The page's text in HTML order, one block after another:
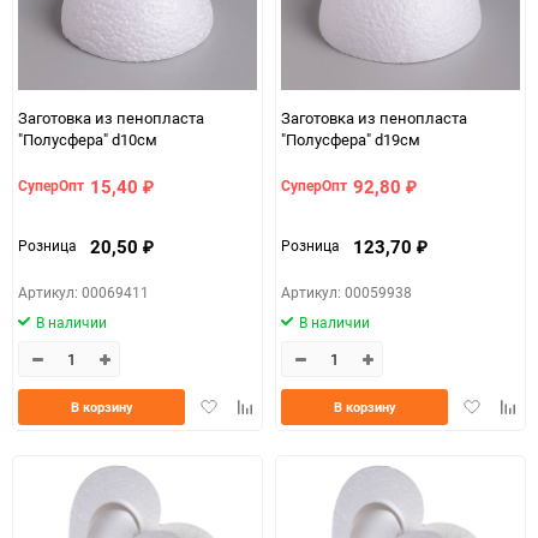
Заготовка из пенопласта
"Полусфера" d10см
СуперОпт 15,40 ₽
Розница 20,50 ₽
Артикул: 00069411
В наличии
ДобавитьДобавить
В корзину
Заготовка из пенопласта
"Полусфера" d19см
СуперОпт 92,80 ₽
Розница 123,70 ₽
Артикул: 00059938
В наличии
Добавить
В корзину